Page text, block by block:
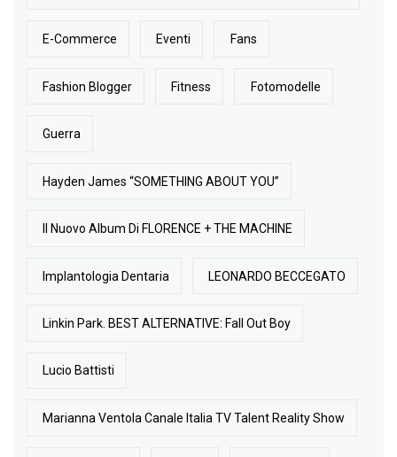
E-Commerce Eventi Fans
Fashion Blogger Fitness Fotomodelle
Guerra
Hayden James “SOMETHING ABOUT YOU”
Il Nuovo Album Di FLORENCE + THE MACHINE
Implantologia Dentaria LEONARDO BECCEGATO
Linkin Park. BEST ALTERNATIVE: Fall Out Boy
Lucio Battisti
Marianna Ventola Canale Italia TV Talent Reality Show